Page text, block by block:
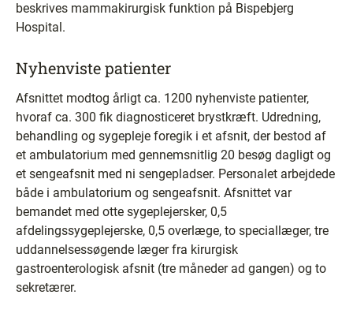
beskrives mammakirurgisk funktion på Bispebjerg
Hospital.
Nyhenviste patienter
Afsnittet modtog årligt ca. 1200 nyhenviste patienter,
hvoraf ca. 300 fik diagnosticeret brystkræft. Udredning,
behandling og sygepleje foregik i et afsnit, der bestod af
et ambulatorium med gennemsnitlig 20 besøg dagligt og
et sengeafsnit med ni sengepladser. Personalet arbejdede
både i ambulatorium og sengeafsnit. Afsnittet var
bemandet med otte sygeplejersker, 0,5
afdelingssygeplejerske, 0,5 overlæge, to speciallæger, tre
uddannelsessøgende læger fra kirurgisk
gastroenterologisk afsnit (tre måneder ad gangen) og to
sekretærer.